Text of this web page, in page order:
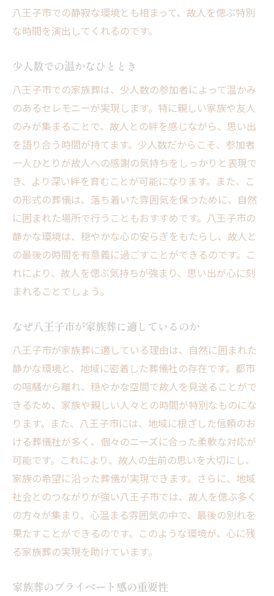
八王子市での静寂な環境とも相まって、故人を偲ぶ特別
な時間を演出してくれるのです。
少人数での温かなひととき
八王子市での家族葬は、少人数の参加者によって温かみ
のあるセレモニーが実現します。特に親しい家族や友人
のみが集まることで、故人との絆を感じながら、思い出
を語り合う時間が持てます。少人数だからこそ、参加者
一人ひとりが故人への感謝の気持ちをしっかりと表現で
き、より深い絆を育むことが可能になります。また、こ
の形式の葬儀は、落ち着いた雰囲気を保つために、自然
に囲まれた場所で行うこともおすすめです。八王子市の
静かな環境は、穏やかな心の安らぎをもたらし、故人と
の最後の時間を有意義に過ごすことができるのです。こ
れにより、故人を偲ぶ気持ちが強まり、思い出が心に刻
まれることでしょう。
なぜ八王子市が家族葬に適しているのか
八王子市が家族葬に適している理由は、自然に囲まれた
静かな環境と、地域に密着した葬儀社の存在です。都市
の喧騒から離れ、穏やかな空間で故人を見送ることがで
きるため、家族や親しい人々との時間が特別なものにな
ります。また、八王子市には、地域に根ざした信頼のお
ける葬儀社が多く、個々のニーズに合った柔軟な対応が
可能です。これにより、故人の生前の思いを大切にし、
家族の希望に沿った葬儀が実現できます。さらに、地域
社会とのつながりが強い八王子市では、故人を偲ぶ多く
の方々が集まり、心温まる雰囲気の中で、最後の別れを
果たすことができるのです。このような環境が、心に残
る家族葬の実現を助けています。
家族葬のプライベート感の重要性